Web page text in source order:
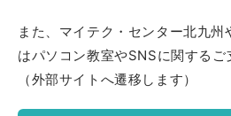
また、マイテク・センター北九
はパソコン教室やSNSに関するご
（外部サイトへ遷移します）